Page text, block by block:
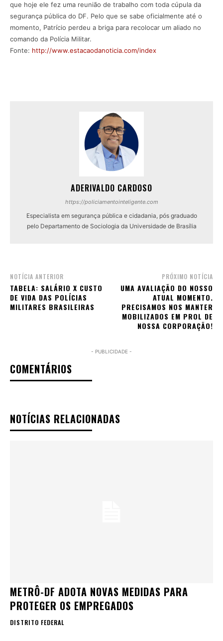
que hoje ele fez uma reunião de trabalho com toda cúpula da
segurança pública do DF. Pelo que se sabe oficialmente até o
momento, Patrício perdeu a briga para recolocar um aliado no
comando da Polícia Militar.
Fonte: http://www.estacaodanoticia.com/index
ADERIVALDO CARDOSO
https://policiamentointeligente.com
Especialista em segurança pública e cidadania, pós graduado
pelo Departamento de Sociologia da Universidade de Brasília
NOTÍCIA ANTERIOR
TABELA: SALÁRIO X CUSTO
DE VIDA DAS POLÍCIAS
MILITARES BRASILEIRAS
PRÓXIMO NOTÍCIA
UMA AVALIAÇÃO DO NOSSO
ATUAL MOMENTO.
PRECISAMOS NOS MANTER
MOBILIZADOS EM PROL DE
NOSSA CORPORAÇÃO!
- PUBLICIDADE -
COMENTÁRIOS
NOTÍCIAS RELACIONADAS
METRÔ-DF ADOTA NOVAS MEDIDAS PARA
PROTEGER OS EMPREGADOS
DISTRITO FEDERAL